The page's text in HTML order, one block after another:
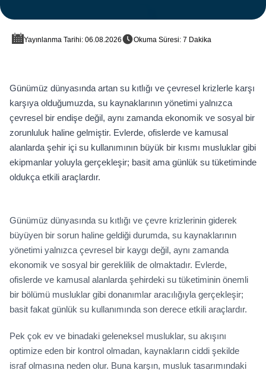
Yayınlanma Tarihi: 06.08.2026 Okuma Süresi: 7 Dakika
Günümüz dünyasında artan su kıtlığı ve çevresel krizlerle karşı
karşıya olduğumuzda, su kaynaklarının yönetimi yalnızca
çevresel bir endişe değil, aynı zamanda ekonomik ve sosyal bir
zorunluluk haline gelmiştir. Evlerde, ofislerde ve kamusal
alanlarda şehir içi su kullanımının büyük bir kısmı musluklar gibi
ekipmanlar yoluyla gerçekleşir; basit ama günlük su tüketiminde
oldukça etkili araçlardır.
Günümüz dünyasında su kıtlığı ve çevre krizlerinin giderek
büyüyen bir sorun haline geldiği durumda, su kaynaklarının
yönetimi yalnızca çevresel bir kaygı değil, aynı zamanda
ekonomik ve sosyal bir gereklilik de olmaktadır. Evlerde,
ofislerde ve kamusal alanlarda şehirdeki su tüketiminin önemli
bir bölümü musluklar gibi donanımlar aracılığıyla gerçekleşir;
basit fakat günlük su kullanımında son derece etkili araçlardır.
Pek çok ev ve binadaki geleneksel musluklar, su akışını
optimize eden bir kontrol olmadan, kaynakların ciddi şekilde
israf olmasına neden olur. Buna karşın, musluk tasarımındaki